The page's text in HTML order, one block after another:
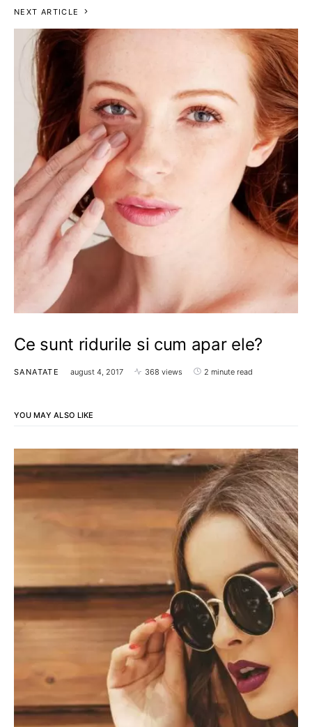
NEXT ARTICLE
Ce sunt ridurile si cum apar ele?
SANATATE august 4, 2017 368 views 2 minute read
YOU MAY ALSO LIKE